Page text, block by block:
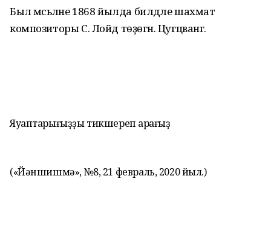
Был мәсьәләне 1868 йылда билдәле шахмат
композиторы С. Лойд төҙөгән. Цугцванг.
Яуаптарығыҙҙытикшереп ҡарағыҙ
(«Йәншишмә», №8,21 февраль, 2020 йыл.)